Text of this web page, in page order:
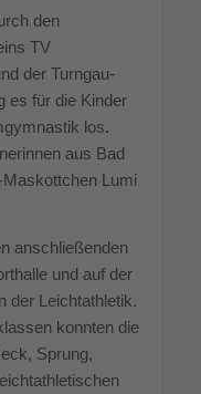
den
TV
der Turngau-
es für die Kinder
los.
aus Bad
Lumi
anschließenden
und auf der
der Leichtathletik.
konnten die
Sprung,